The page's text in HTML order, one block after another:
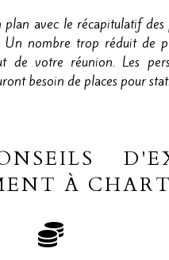
plan avec le récapitulatif
Un nombre trop réduit de
de votre réunion. Les
besoin de places pour
À